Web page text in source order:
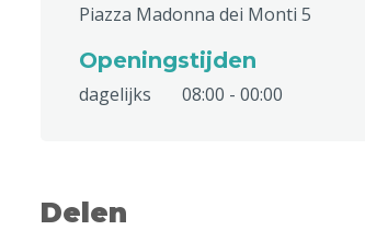
Piazza Madonna dei Monti 5
Openingstijden
dagelijks 08:00 - 00:00
Delen